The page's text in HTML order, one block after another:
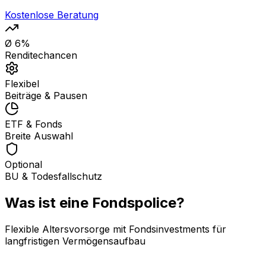
Kostenlose Beratung
Ø 6%
Renditechancen
Flexibel
Beiträge & Pausen
ETF & Fonds
Breite Auswahl
Optional
BU & Todesfallschutz
Was ist eine Fondspolice?
Flexible Altersvorsorge mit Fondsinvestments für
langfristigen Vermögensaufbau